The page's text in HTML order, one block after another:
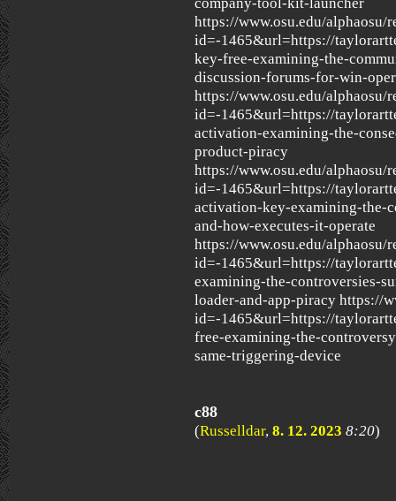
https://www.osu.edu/alphaosu/
id=-1465&url=https://
key-free-examining-the-
discussion-forums-for-win-
https://www.osu.edu/alphaosu/
id=-1465&url=https://
activation-examining-the-
product-piracy
https://www.osu.edu/alphaosu/
id=-1465&url=https://
activation-key-examining-the-
and-how-executes-it-operate
https://www.osu.edu/alphaosu/
id=-1465&url=https://
examining-the-controversies-
loader-and-app-piracy https://
id=-1465&url=https://
free-examining-the-
same-triggering-device
c88
(Russelldar, 8. 12. 2023 8:20)